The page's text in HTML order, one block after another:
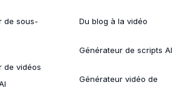
de sous-
de vidéos
Du blog à la vidéo
Générateur de scripts AI
Générateur vidéo de